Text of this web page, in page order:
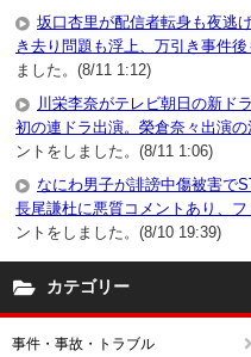
坂口杏里が配信者転身も夜逃
き去り問題も浮上、万引き事件後
ました。(8/11 1:12)
川栄李奈がテレビ朝日の新ド
初の連ドラ出演。榮倉奈々出演
ントをしました。(8/11 1:06)
なにわ男子が誹謗中傷被害で
長尾謙杜に悪質コメントあり、
ントをしました。(8/10 19:39)
カテゴリー
事件・事故・トラブル